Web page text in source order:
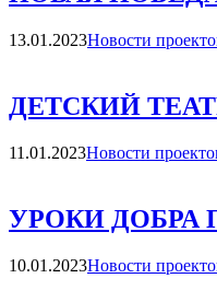
13.01.2023Категории
Новости
ДЕТСКИЙ
11.01.2023Категории
Новости
УРОКИ
10.01.2023Категории
Новости